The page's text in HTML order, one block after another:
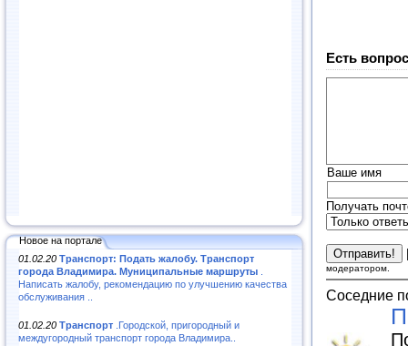
Новое на портале
01.02.20 Транспорт: Подать жалобу. Транспорт
города Владимира. Муниципальные маршруты
Написать жалобу, рекомендацию по улучшению качества
обслуживания ..
01.02.20 Транспорт .Городской, пригородный и
междугородный транспорт города Владимира..
Есть
Ваше имя
Получать
модератором.
Соседние